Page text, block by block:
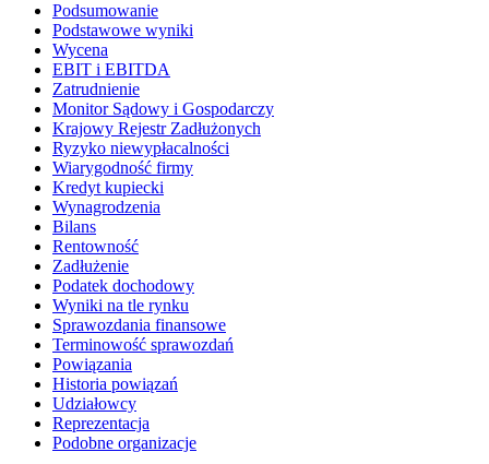
Podsumowanie
Podstawowe wyniki
Wycena
EBIT i EBITDA
Zatrudnienie
Monitor Sądowy i Gospodarczy
Krajowy Rejestr Zadłużonych
Ryzyko niewypłacalności
Wiarygodność firmy
Kredyt kupiecki
Wynagrodzenia
Bilans
Rentowność
Zadłużenie
Podatek dochodowy
Wyniki na tle rynku
Sprawozdania finansowe
Terminowość sprawozdań
Powiązania
Historia powiązań
Udziałowcy
Reprezentacja
Podobne organizacje